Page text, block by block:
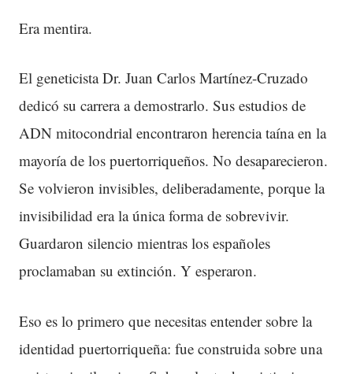
Era mentira.
El geneticista Dr. Juan Carlos Martínez-Cruzado
dedicó su carrera a demostrarlo. Sus estudios de
ADN mitocondrial encontraron herencia taína en la
mayoría de los puertorriqueños. No desaparecieron.
Se volvieron invisibles, deliberadamente, porque la
invisibilidad era la única forma de sobrevivir.
Guardaron silencio mientras los españoles
proclamaban su extinción. Y esperaron.
Eso es lo primero que necesitas entender sobre la
identidad puertorriqueña: fue construida sobre una